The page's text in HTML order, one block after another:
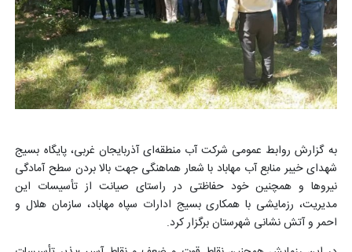
به گزارش روابط عمومی شرکت آب منطقه‌ای آذربایجان غربی، پایگاه بسیج
شهدای خیبر منابع آب مهاباد با شعار هماهنگی جهت بالا بردن سطح آمادگی
نیروها و همچنین خود حفاظتی در راستای صیانت از تأسیسات این
مدیریت، رزمایشی با همکاری بسیج ادارات سپاه مهاباد، سازمان هلال و
احمر و آتش نشانی شهرستان برگزار کرد.